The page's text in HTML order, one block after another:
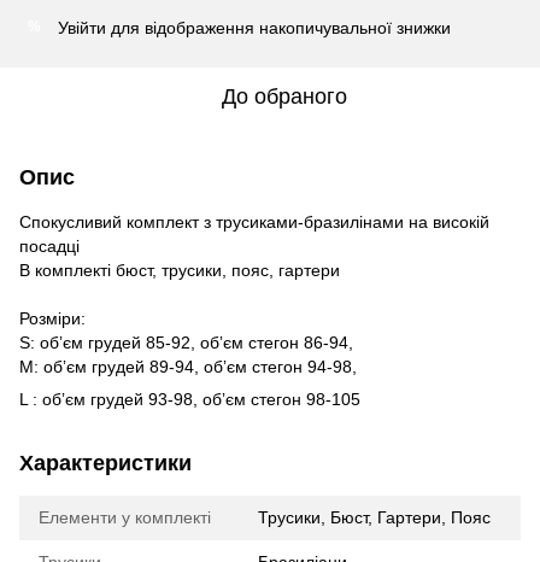
Увійти для відображення накопичувальної знижки
До обраного
Опис
Спокусливий комплект з трусиками-бразилінами на високій
посадці
В комплекті бюст, трусики, пояс, гартери
Розміри:
S: обʼєм грудей 85-92, обʼєм стегон 86-94,
М: обʼєм грудей 89-94, обʼєм стегон 94-98,
L : обʼєм грудей 93-98, обʼєм стегон 98-105
Характеристики
Елементи у комплекті Трусики, Бюст, Гартери, Пояс